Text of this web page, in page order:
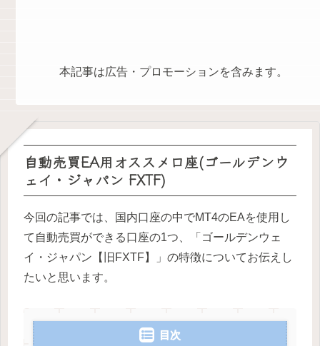
本記事は広告・プロモーションを含みます。
自動売買EA用オススメ口座(ゴールデンウ
ェイ・ジャパン FXTF)
今回の記事では、国内口座の中でMT4のEAを使用し
て自動売買ができる口座の1つ、「ゴールデンウェ
イ・ジャパン【旧FXTF】」の特徴についてお伝えし
たいと思います。
目次